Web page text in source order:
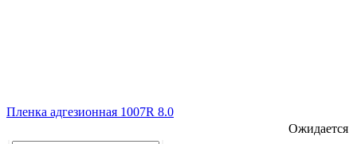
Пленка адгезионная 1007R 8.0
Ожидается